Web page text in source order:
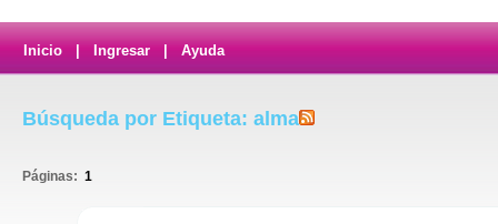
Inicio Ingresar Ayuda
Búsqueda por Etiqueta: alma
Páginas: 1